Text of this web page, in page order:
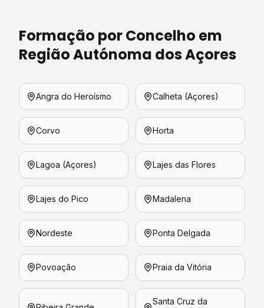
Formação por Concelho em
Região Autónoma dos Açores
Angra do Heroísmo Calheta (Açores)
Corvo Horta
Lagoa (Açores) Lajes das Flores
Lajes do Pico Madalena
Nordeste Ponta Delgada
Povoação Praia da Vitória
Santa Cruz da